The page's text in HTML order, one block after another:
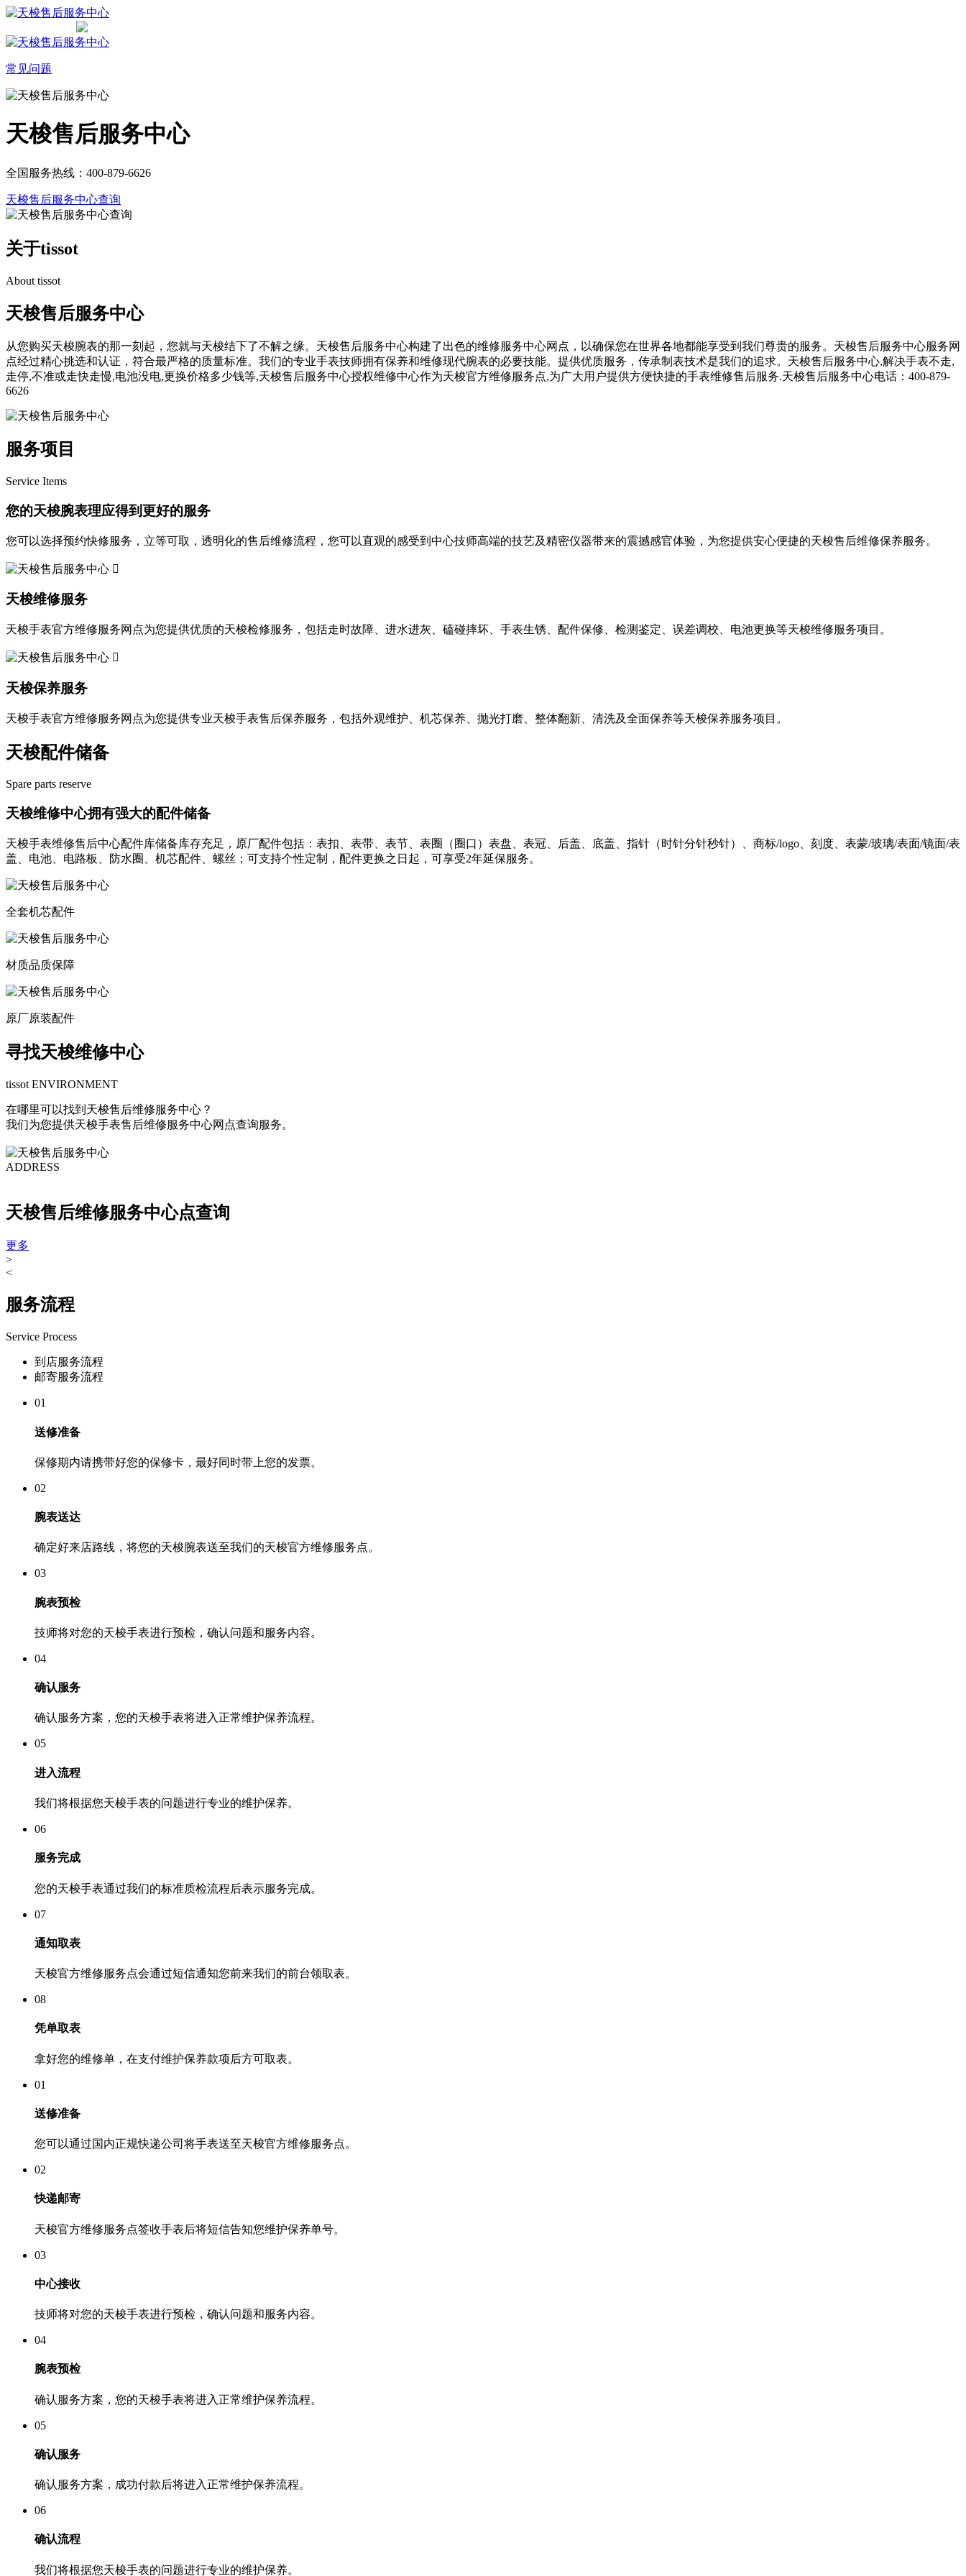
常见问题
天梭售后服务中心
全国服务热线：400-879-6626
天梭售后服务中心查询
关于tissot
About tissot
天梭售后服务中心
从您购买天梭腕表的那一刻起，您就与天梭结下了不解之缘。天梭售后服务中心构建了出色的维修服务中心网点，以确保您在世界各地都能享受到我们尊贵的服务。天梭售后服务中心服务网
点经过精心挑选和认证，符合最严格的质量标准。我们的专业手表技师拥有保养和维修现代腕表的必要技能。提供优质服务，传承制表技术是我们的追求。天梭售后服务中心,解决手表不走,
走停,不准或走快走慢,电池没电,更换价格多少钱等,天梭售后服务中心授权维修中心作为天梭官方维修服务点,为广大用户提供方便快捷的手表维修售后服务.天梭售后服务中心电话：400-879-
6626
服务项目
Service Items
您的天梭腕表理应得到更好的服务
您可以选择预约快修服务，立等可取，透明化的售后维修流程，您可以直观的感受到中心技师高端的技艺及精密仪器带来的震撼感官体验，为您提供安心便捷的天梭售后维修保养服务。

天梭维修服务
天梭手表官方维修服务网点为您提供优质的天梭检修服务，包括走时故障、进水进灰、磕碰摔坏、手表生锈、配件保修、检测鉴定、误差调校、电池更换等天梭维修服务项目。

天梭保养服务
天梭手表官方维修服务网点为您提供专业天梭手表售后保养服务，包括外观维护、机芯保养、抛光打磨、整体翻新、清洗及全面保养等天梭保养服务项目。
天梭配件储备
Spare parts reserve
天梭维修中心拥有强大的配件储备
天梭手表维修售后中心配件库储备库存充足，原厂配件包括：表扣、表带、表节、表圈（圈口）表盘、表冠、后盖、底盖、指针（时针分针秒针）、商标/logo、刻度、表蒙/玻璃/表面/镜面/表
盖、电池、电路板、防水圈、机芯配件、螺丝；可支持个性定制，配件更换之日起，可享受2年延保服务。
全套机芯配件
材质品质保障
原厂原装配件
寻找天梭维修中心
tissot ENVIRONMENT
在哪里可以找到天梭售后维修服务中心？
我们为您提供天梭手表售后维修服务中心网点查询服务。
ADDRESS
天梭售后维修服务中心点查询
更多
>
<
服务流程
Service Process
到店服务流程
邮寄服务流程
01
送修准备
保修期内请携带好您的保修卡，最好同时带上您的发票。
02
腕表送达
确定好来店路线，将您的天梭腕表送至我们的天梭官方维修服务点。
03
腕表预检
技师将对您的天梭手表进行预检，确认问题和服务内容。
04
确认服务
确认服务方案，您的天梭手表将进入正常维护保养流程。
05
进入流程
我们将根据您天梭手表的问题进行专业的维护保养。
06
服务完成
您的天梭手表通过我们的标准质检流程后表示服务完成。
07
通知取表
天梭官方维修服务点会通过短信通知您前来我们的前台领取表。
08
凭单取表
拿好您的维修单，在支付维护保养款项后方可取表。
01
送修准备
您可以通过国内正规快递公司将手表送至天梭官方维修服务点。
02
快递邮寄
天梭官方维修服务点签收手表后将短信告知您维护保养单号。
03
中心接收
技师将对您的天梭手表进行预检，确认问题和服务内容。
04
腕表预检
确认服务方案，您的天梭手表将进入正常维护保养流程。
05
确认服务
确认服务方案，成功付款后将进入正常维护保养流程。
06
确认流程
我们将根据您天梭手表的问题进行专业的维护保养。